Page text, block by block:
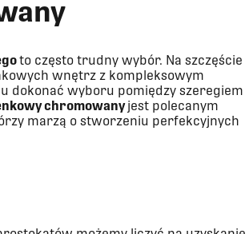
to często trudny wybór. Na szczęście
wnętrz z kompleksowym
dokonać wyboru pomiędzy szeregiem
chromowanyjest polecanym
marzą o stworzeniu perfekcyjnych